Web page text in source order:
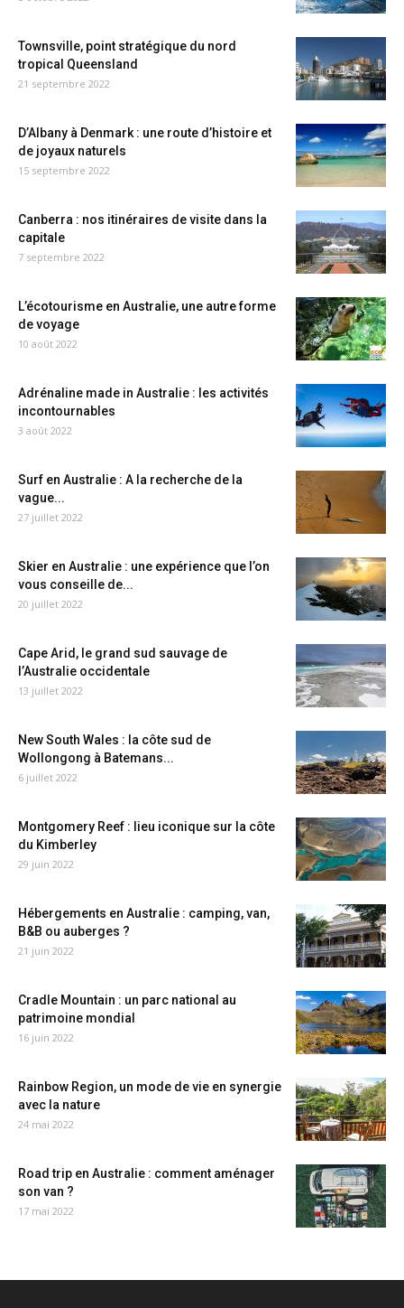
Townsville, point stratégique du nord
tropical Queensland
21 septembre 2022
D’Albany à Denmark : une route d’histoire et
de joyaux naturels
15 septembre 2022
Canberra : nos itinéraires de visite dans la
capitale
7 septembre 2022
L’écotourisme en Australie, une autre forme
de voyage
10 août 2022
Adrénaline made in Australie : les activités
incontournables
3 août 2022
Surf en Australie : A la recherche de la
vague...
27 juillet 2022
Skier en Australie : une expérience que l’on
vous conseille de...
20 juillet 2022
Cape Arid, le grand sud sauvage de
l’Australie occidentale
13 juillet 2022
New South Wales : la côte sud de
Wollongong à Batemans...
6 juillet 2022
Montgomery Reef : lieu iconique sur la côte
du Kimberley
29 juin 2022
Hébergements en Australie : camping, van,
B&B ou auberges ?
21 juin 2022
Cradle Mountain : un parc national au
patrimoine mondial
16 juin 2022
Rainbow Region, un mode de vie en synergie
avec la nature
24 mai 2022
Road trip en Australie : comment aménager
son van ?
17 mai 2022